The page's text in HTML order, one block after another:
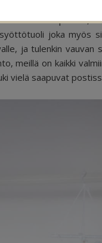
joka myös
ja tulenkin vauvan
meillä on kaikki
vielä saapuvat